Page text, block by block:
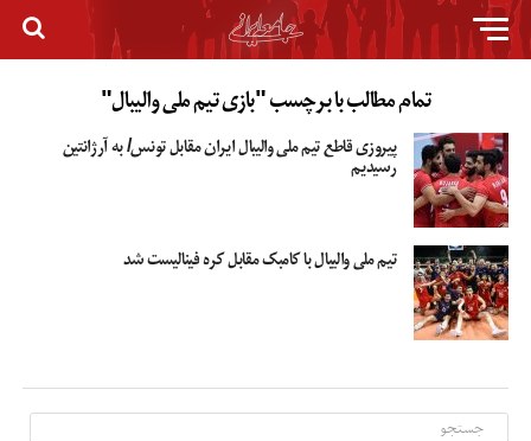
تمام مطالب با برچسب "بازی تیم ملی والیبال"
پیروزی قاطع تیم ملی والیبال ایران مقابل تونس/ به آرژانتین
رسیدیم
تیم ملی والیبال با کامبک مقابل کره فینالیست شد